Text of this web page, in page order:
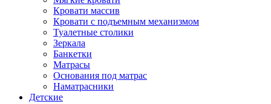
Кровати массив
Кровати с подъемным механизмом
Туалетные столики
Зеркала
Банкетки
Матрасы
Основания под матрас
Наматрасники
Детские